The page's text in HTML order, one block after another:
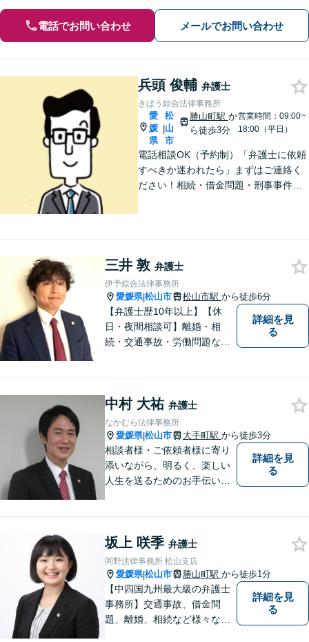
電話でお問い合わせ メールでお問い合わせ
兵頭 俊輔 弁護士
きぼう綜合法律事務所
愛
媛
県
|
松
山
市
勝山町駅 か
ら徒歩3分
営業時間：09:00~
18:00（平日）
電話相談OK（予約制）「弁護士に依頼
すべきか迷われたら」まずはご連絡く
ださい！相続・借金問題・刑事事件・
三井 敦 弁護士
伊予綜合法律事務所
愛媛県|松山市 松山市駅 から徒歩6分
【弁護士歴10年以上】【休
日・夜間相談可】離婚・相
続・交通事故・労働問題など
指します【オンライン相談
可】【松山市駅徒歩8分】
詳細を見
る
中村 大祐 弁護士
なかむら法律事務所
愛媛県|松山市 大手町駅 から徒歩3分
相談者様・ご依頼者様に寄り
添いながら、明るく、楽しい
人生を送るためのお手伝いを
詳細を見
る
坂上 咲季 弁護士
岡野法律事務所 松山支店
愛媛県|松山市 勝山町駅 から徒歩1分
【中四国九州最大級の弁護士
事務所】交通事故、借金問
題、離婚、相続など様々な問
詳細を見
る